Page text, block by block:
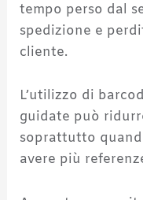
tempo perso dal
spedizione e
cliente.
L’utilizzo di
guidate può
soprattutto
avere più